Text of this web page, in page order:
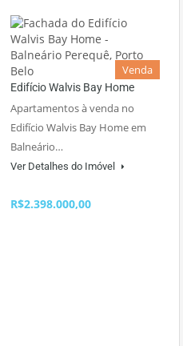
Venda
Edifício Walvis Bay Home
Apartamentos à venda no
Edifício Walvis Bay Home em
Balneário…
Ver Detalhes do Imóvel
R$2.398.000,00